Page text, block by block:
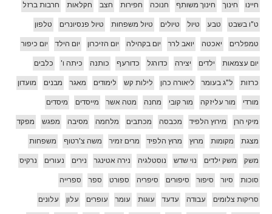
חיינו חינוך חינוך משותף חנוכה חפירות חצב חקלאות חרבות ברזל
ט"ו בשבט טבע טיול טיולים טיול משפחות טיול פנסיונרים טלפון
טמפלרים יאכטה יואב לרר יום בקהילה יום הזיכרון יום הילד יום כיפור
יום עצמאות ילדים יצירה כדורגל כדורעף כותנה כיתה ו' כלבים
כרזות ל"ג בעומר ליאורה כהן לילות קש לימודים מאגר מבנים מועדון
מורדי מור עליזקה מור קובי מחנה מטה אשר מייסדים מיסדים
מיקי הרן מירוץ הלפיד מכבסה מכתבים מלחמה מסיבה מפגש מפקד
מצגת מקומות מרוץ מרוץ הלפיד מרים זמיר משה צ'רטוף משפחות
משק משק ילדים נוי שדש נוסטלגיה נירה אטינגר נירים נעורים נרקיס
סוכות סיור סיפור סיפורים סיפריה ספורט ספר ספרייה
סריקות צלומים עבודה עדעד עוגות עומר עופרים עלון עלונים